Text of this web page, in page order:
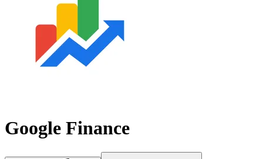
Google Finance